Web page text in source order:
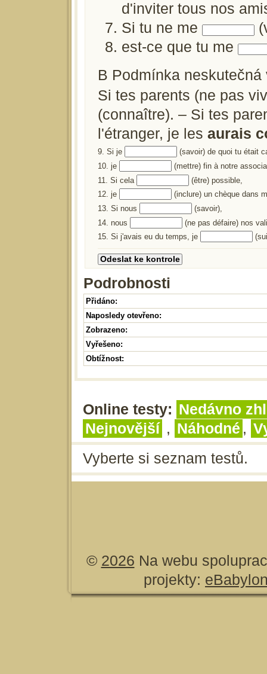
d'inviter tous nos
Si tu ne me
est-ce que tu me
B Podmínka neskutečná
Si tes parents (ne pas
(connaître). – Si tes
l'étranger, je lesaurais
9. Si je
(savoir) de quoi tu était
10. je
(mettre) fin à notre
11. Si cela
(être) possible,
12. je
(inclure) un chèque dans
13. Si nous
(savoir),
14. nous
(ne pas défaire) nos
15. Si j'avais eu du temps, je
Podrobnosti
Přidáno:
Naposledy otevřeno:
Zobrazeno:
Vyřešeno:
Obtížnost:
Online testy: Nedávno
Nejnovější , Náhodné ,
Vyberte si seznam testů.
© 2026 Na webu
projekty: